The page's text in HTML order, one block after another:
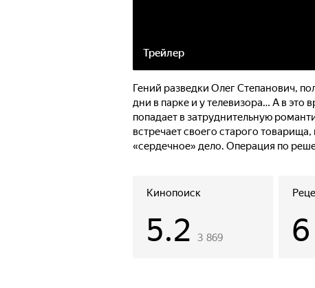
Трейлер
Гений разведки Олег Степанович,
дни в парке и у телевизора… А в
попадает в затруднительную
встречает своего старого
«сердечное» дело. Операция по
виртуозов контрразведки.
Кинопоиск
5.2 3 869 6